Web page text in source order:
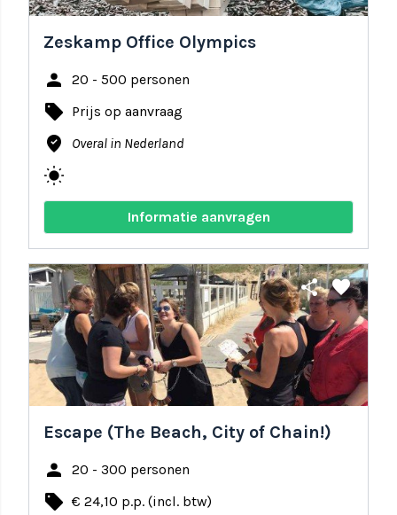
Zeskamp Office Olympics
person 20 - 500 personen
local_offer Prijs op aanvraag
where_to_vote Overal in Nederland
wb_sunny
Informatie aanvragen
share favorite
Escape (The Beach, City of Chain!)
person 20 - 300 personen
local_offer € 24,10 p.p. (incl. btw)